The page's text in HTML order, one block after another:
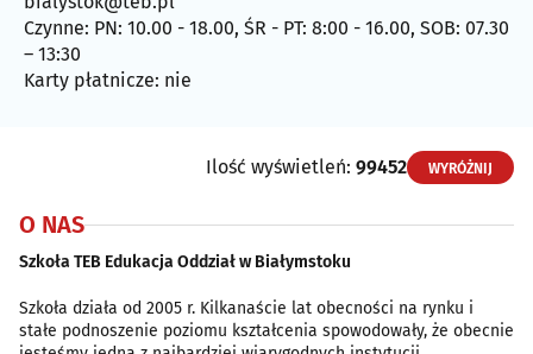
Czynne: PN: 10.00 - 18.00, ŚR - PT: 8:00 - 16.00, SOB: 07.30
– 13:30
Karty płatnicze: nie
Ilość wyświetleń: 99452 WYRÓŻNIJ
O NAS
Szkoła TEB Edukacja Oddział w Białymstoku
Szkoła działa od 2005 r. Kilkanaście lat obecności na rynku i
stałe podnoszenie poziomu kształcenia spowodowały, że obecnie